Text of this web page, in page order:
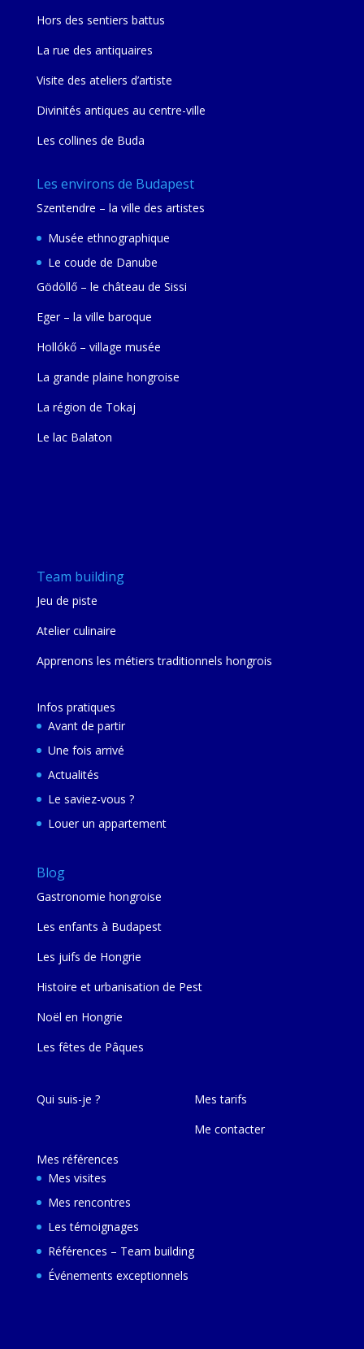
Hors des sentiers battus
La rue des antiquaires
Visite des ateliers d’artiste
Divinités antiques au centre-ville
Les collines de Buda
Les environs de Budapest
Szentendre – la ville des artistes
Musée ethnographique
Le coude de Danube
Gödöllő – le château de Sissi
Eger – la ville baroque
Hollókő – village musée
La grande plaine hongroise
La région de Tokaj
Le lac Balaton
Team building
Jeu de piste
Atelier culinaire
Apprenons les métiers traditionnels hongrois
Infos pratiques
Avant de partir
Une fois arrivé
Actualités
Le saviez-vous ?
Louer un appartement
Blog
Gastronomie hongroise
Les enfants à Budapest
Les juifs de Hongrie
Histoire et urbanisation de Pest
Noël en Hongrie
Les fêtes de Pâques
Qui suis-je ?
Mes références
Mes visites
Mes rencontres
Les témoignages
Références – Team building
Événements exceptionnels
Mes tarifs
Me contacter